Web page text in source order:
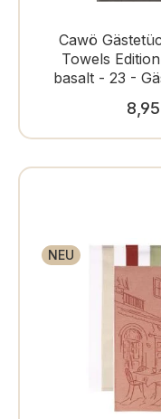
Cawö
Towels
basalt - 23 -
NEU